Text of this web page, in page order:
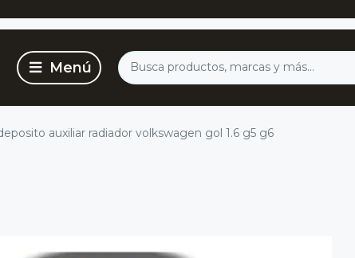
auxiliar radiador volkswagen gol 1.6 g5 g6